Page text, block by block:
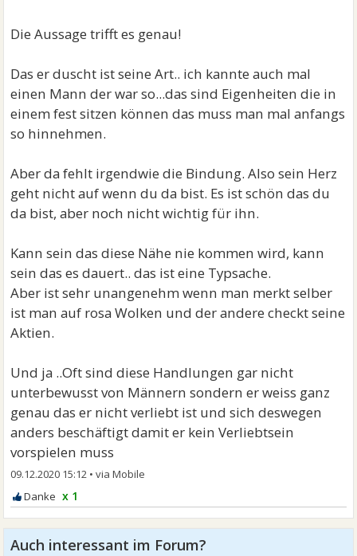
Die Aussage trifft es genau!
Das er duscht ist seine Art.. ich kannte auch mal
einen Mann der war so...das sind Eigenheiten die in
einem fest sitzen können das muss man mal anfangs
so hinnehmen.
Aber da fehlt irgendwie die Bindung. Also sein Herz
geht nicht auf wenn du da bist. Es ist schön das du
da bist, aber noch nicht wichtig für ihn.
Kann sein das diese Nähe nie kommen wird, kann
sein das es dauert.. das ist eine Typsache.
Aber ist sehr unangenehm wenn man merkt selber
ist man auf rosa Wolken und der andere checkt seine
Aktien.
Und ja ..Oft sind diese Handlungen gar nicht
unterbewusst von Männern sondern er weiss ganz
genau das er nicht verliebt ist und sich deswegen
anders beschäftigt damit er kein Verliebtsein
vorspielen muss
09.12.2020 15:12 •
x 1